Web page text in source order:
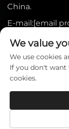
China.
E-mail:[email
Mobiel:+86-
Tel:+86-025-
We value
We use cookies
If you don't want
cookies.